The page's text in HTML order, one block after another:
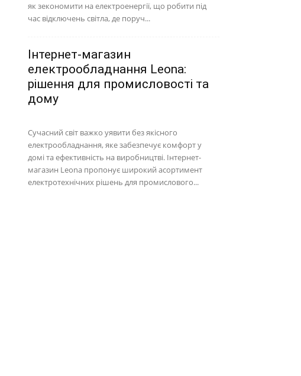
як зекономити на електроенергії, що робити під
час відключень світла, де поруч...
Інтернет-магазин
електрообладнання Leona:
рішення для промисловості та
дому
Сучасний світ важко уявити без якісного
електрообладнання, яке забезпечує комфорт у
домі та ефективність на виробництві. Інтернет-
магазин Leona пропонує широкий асортимент
електротехнічних рішень для промислового...